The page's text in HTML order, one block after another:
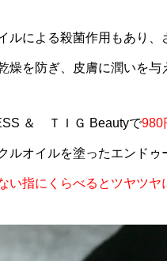
ルによる殺菌作用もあり
燥を防ぎ、皮膚に潤いを与
＆ ＴＩＧ Beautyで980
ルオイルを塗ったエンドゥ
い指にくらべるとツヤツ